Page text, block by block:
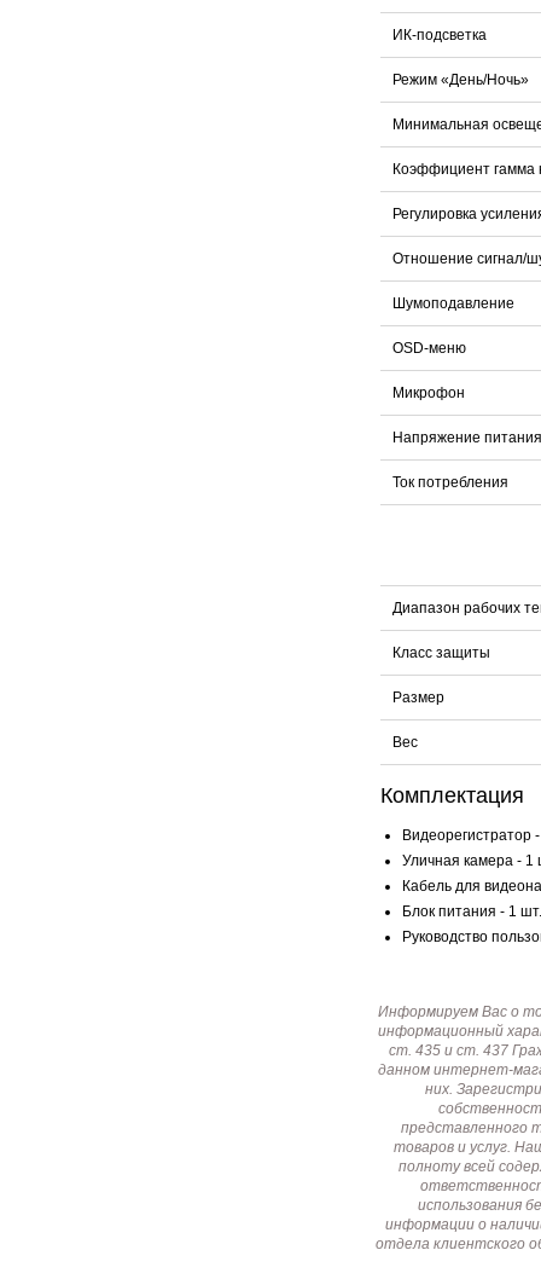
ИК-подсветка
Режим «День/Ночь»
Минимальная
Коэффициент гамма
Регулировка
Отношение сигнал/
Шумоподавление
OSD-меню
Микрофон
Напряжение питания
Ток потребления
Диапазон рабочих
Класс защиты
Размер
Вес
Комплектация
Видеорегистратор
Уличная камера - 1
Кабель для
Блок питания - 1 шт.
Руководство
Информируем Вас о
информационный
ст. 435 и ст. 437
данном интернет-
них.
представленного
товаров и услуг.
полноту всей
использования
информации о
отдела клиентского